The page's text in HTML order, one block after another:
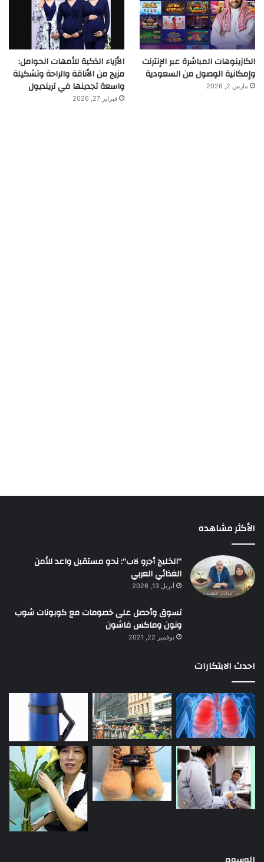
الكازينوهات المباشرة عبر الإنترنت
وإمكانية الوصول من السعودية
مارس 2, 2026
الأزياء الذكية للأمهات الحوامل:
مزيج من الأناقة والراحة وتشكيلة
واسعة تجدينها في ترينديول
فبراير 27, 2026
الأكثر مشاهده
“الخليج أجرو لاب”: نحو مستقبل واعد للأمن
الغذائي العربي
أبريل 13, 2026
تسوق وأحصل على خصومات مع كوبونات شوب
ونون وماكس فاشون
نوفمبر 22, 2021
احدث الابتكارات